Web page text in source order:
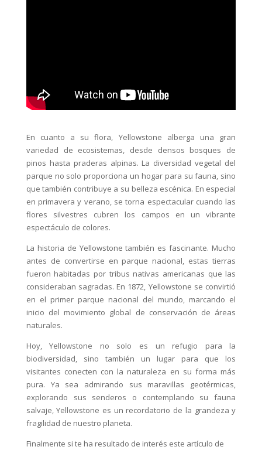
En cuanto a su flora, Yellowstone alberga una gran
variedad de ecosistemas, desde densos bosques de
pinos hasta praderas alpinas. La diversidad vegetal del
parque no solo proporciona un hogar para su fauna, sino
que también contribuye a su belleza escénica. En especial
en primavera y verano, se torna espectacular cuando las
flores silvestres cubren los campos en un vibrante
espectáculo de colores.
La historia de Yellowstone también es fascinante. Mucho
antes de convertirse en parque nacional, estas tierras
fueron habitadas por tribus nativas americanas que las
consideraban sagradas. En 1872, Yellowstone se convirtió
en el primer parque nacional del mundo, marcando el
inicio del movimiento global de conservación de áreas
naturales.
Hoy, Yellowstone no solo es un refugio para la
biodiversidad, sino también un lugar para que los
visitantes conecten con la naturaleza en su forma más
pura. Ya sea admirando sus maravillas geotérmicas,
explorando sus senderos o contemplando su fauna
salvaje, Yellowstone es un recordatorio de la grandeza y
fragilidad de nuestro planeta.
Finalmente si te ha resultado de interés este artículo de